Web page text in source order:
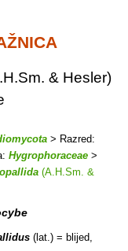
& Hesler)
> Razred:
Hygrophoraceae >
(A.H.Sm. &
(lat.) = blijed,